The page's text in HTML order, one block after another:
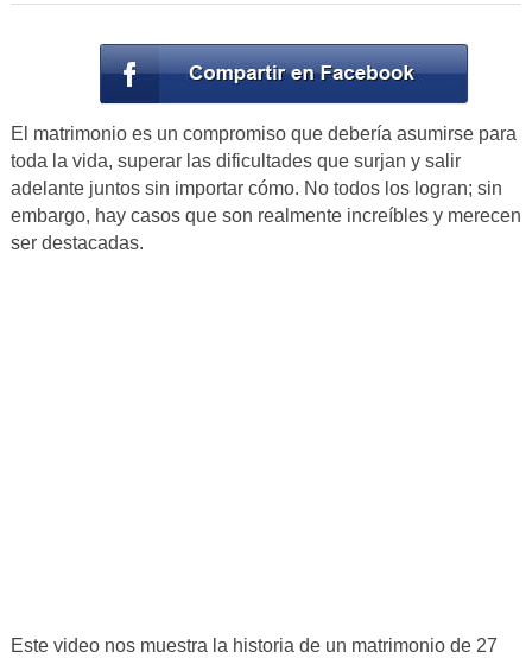
El matrimonio es un compromiso que debería asumirse para
toda la vida, superar las dificultades que surjan y salir
adelante juntos sin importar cómo. No todos los logran; sin
embargo, hay casos que son realmente increíbles y merecen
ser destacadas.
Este video nos muestra la historia de un matrimonio de 27